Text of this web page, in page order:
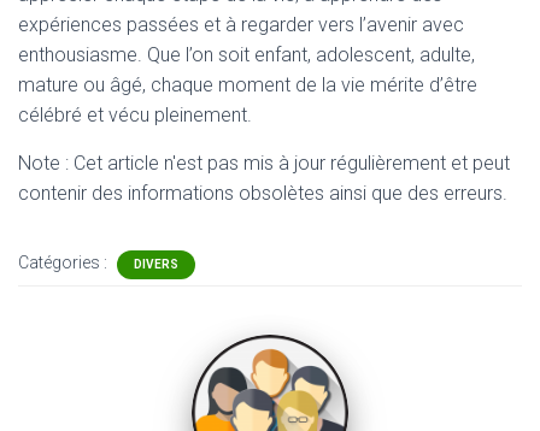
expériences passées et à regarder vers l’avenir avec
enthousiasme. Que l’on soit enfant, adolescent, adulte,
mature ou âgé, chaque moment de la vie mérite d’être
célébré et vécu pleinement.
Note : Cet article n'est pas mis à jour régulièrement et peut
contenir des informations obsolètes ainsi que des erreurs.
Catégories : DIVERS